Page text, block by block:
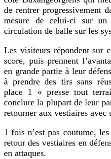
de rentrer progressivement
mesure de celui-ci sur
circulation de balle sur les
Les visiteurs répondent sur
score, puis prennent
en grande partie à leur
à prendre des tirs sans
place 1 « presse tout
conclure la plupart de leur
retourner aux vestiaires avec
1 fois n’est pas coutume,
retour des vestiaires en
en attaques.